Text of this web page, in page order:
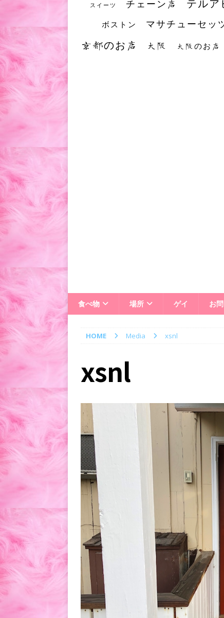
スイーツ チェーン店 テルア
ボストン マサチューセッ
京都のお店 大阪 大阪のお店
食べ物 場所 ゲイ お
HOME Media xsnl
xsnl